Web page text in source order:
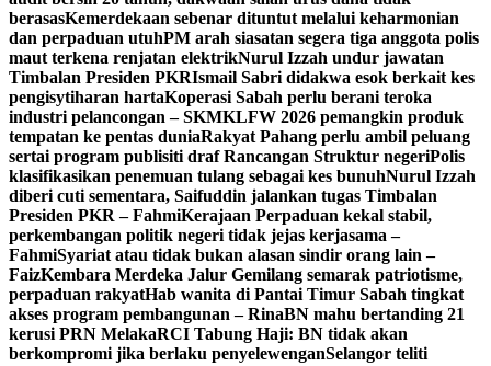
berasasKemerdekaan sebenar dituntut melalui keharmonian
dan perpaduan utuhPM arah siasatan segera tiga anggota polis
maut terkena renjatan elektrikNurul Izzah undur jawatan
Timbalan Presiden PKRIsmail Sabri didakwa esok berkait kes
pengisytiharan hartaKoperasi Sabah perlu berani teroka
industri pelancongan – SKMKLFW 2026 pemangkin produk
tempatan ke pentas duniaRakyat Pahang perlu ambil peluang
sertai program publisiti draf Rancangan Struktur negeriPolis
klasifikasikan penemuan tulang sebagai kes bunuhNurul Izzah
diberi cuti sementara, Saifuddin jalankan tugas Timbalan
Presiden PKR – FahmiKerajaan Perpaduan kekal stabil,
perkembangan politik negeri tidak jejas kerjasama –
FahmiSyariat atau tidak bukan alasan sindir orang lain –
FaizKembara Merdeka Jalur Gemilang semarak patriotisme,
perpaduan rakyatHab wanita di Pantai Timur Sabah tingkat
akses program pembangunan – RinaBN mahu bertanding 21
kerusi PRN MelakaRCI Tabung Haji: BN tidak akan
berkompromi jika berlaku penyelewenganSelangor teliti